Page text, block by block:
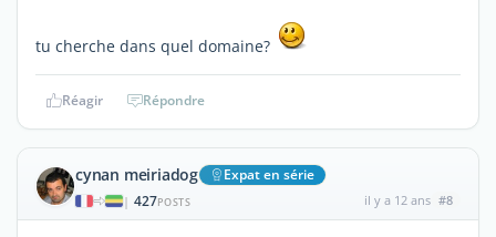
tu cherche dans quel domaine?
Réagir Répondre
cynan meiriadog Expat en série
| 427POSTS il y a 12 ans #8